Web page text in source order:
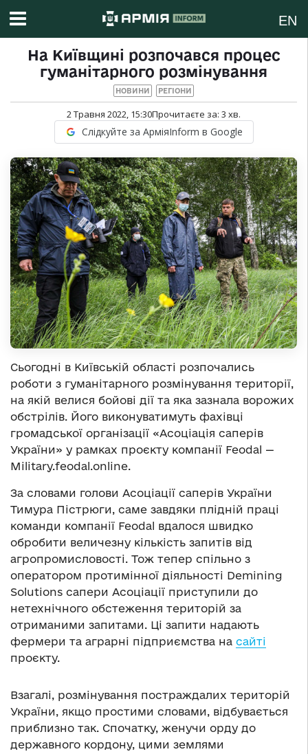
EN
На Київщині розпочався процес
гуманітарного розмінування
НОВИНИ РЕГІОНИ
2 Травня 2022, 15:30Прочитаєте за: 3 хв.
Слідкуйте за АрміяInform в Google
Сьогодні в Київській області розпочались
роботи з гуманітарного розмінування території,
на якій велися бойові дії та яка зазнала ворожих
обстрілів. Його виконуватимуть фахівці
громадської організації «Асоціація саперів
України» у рамках проєкту компанії Feodal —
Military.feodal.online.
За словами голови Асоціації саперів України
Тимура Пістрюги, саме завдяки плідній праці
команди компанії Feodal вдалося швидко
обробити величезну кількість запитів від
агропромисловості. Тож тепер спільно з
оператором протимінної діяльності Demining
Solutions сапери Асоціації приступили до
нетехнічного обстеження територій за
отриманими запитами. Ці запити надають
фермери та аграрні підприємства на сайті
проєкту.
Взагалі, розмінування постраждалих територій
України, якщо простими словами, відбувається
приблизно так. Спочатку, женучи орду до
державного кордону, цими землями